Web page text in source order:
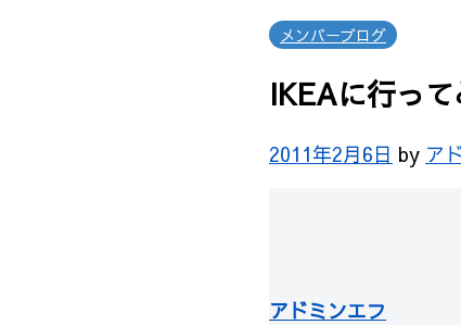
メンバーブログ
IKEAに行っ
2011年2月6日 by ア
アドミンエフ